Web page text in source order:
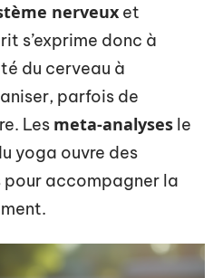
nerveux et
s’exprime donc à
du cerveau à
parfois de
Les meta-analyses le
yoga ouvre des
accompagner la